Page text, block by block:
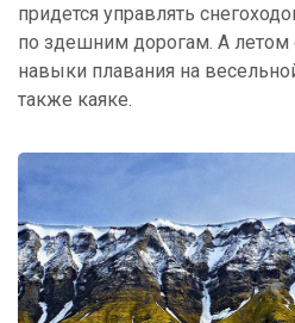
придется управлять
по здешним дорогам. А летом
навыки плавания на
также каяке.